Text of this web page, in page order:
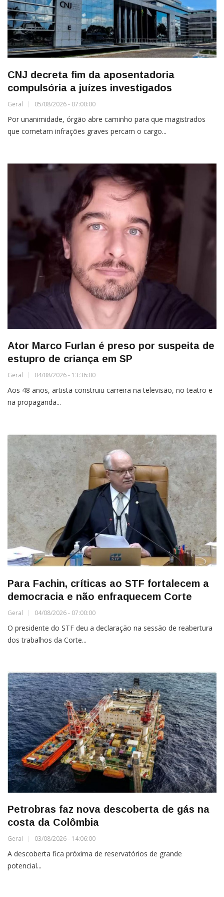
CNJ decreta fim da aposentadoria
compulsória a juízes investigados
Geral 05/08/2026 - 07:00:00
Por unanimidade, órgão abre caminho para que magistrados
que cometam infrações graves percam o cargo...
Ator Marco Furlan é preso por suspeita de
estupro de criança em SP
Geral 04/08/2026 - 13:36:00
Aos 48 anos, artista construiu carreira na televisão, no teatro e
na propaganda...
Para Fachin, críticas ao STF fortalecem a
democracia e não enfraquecem Corte
Geral 04/08/2026 - 07:00:00
O presidente do STF deu a declaração na sessão de reabertura
dos trabalhos da Corte...
Petrobras faz nova descoberta de gás na
costa da Colômbia
Geral 03/08/2026 - 14:06:00
A descoberta fica próxima de reservatórios de grande
potencial...